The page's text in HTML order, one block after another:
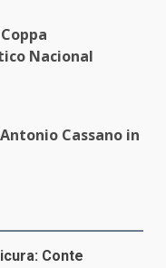
Nacional
Cassano in
Conte